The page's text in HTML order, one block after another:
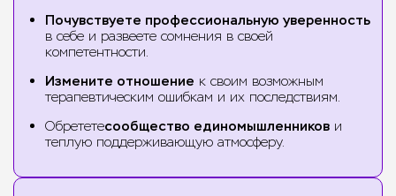
Почувствуете профессиональную уверенность
в себе и развеете сомнения в своей
компетентности.
Измените отношение к своим возможным
терапевтическим ошибкам и их последствиям.
Обрететесообщество единомышленников и
теплую поддерживающую атмосферу.